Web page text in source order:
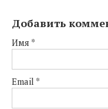
Добавить
Имя *
Email *